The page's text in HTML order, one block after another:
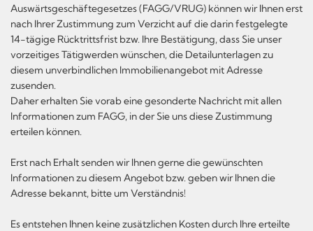
Auswärtsgeschäftegesetzes (FAGG/VRUG) können wir Ihnen erst
nach Ihrer Zustimmung zum Verzicht auf die darin festgelegte
14-tägige Rücktrittsfrist bzw. Ihre Bestätigung, dass Sie unser
vorzeitiges Tätigwerden wünschen, die Detailunterlagen zu
diesem unverbindlichen Immobilienangebot mit Adresse
zusenden.
Daher erhalten Sie vorab eine gesonderte Nachricht mit allen
Informationen zum FAGG, in der Sie uns diese Zustimmung
erteilen können.
Erst nach Erhalt senden wir Ihnen gerne die gewünschten
Informationen zu diesem Angebot bzw. geben wir Ihnen die
Adresse bekannt, bitte um Verständnis!
Es entstehen Ihnen keine zusätzlichen Kosten durch Ihre erteilte